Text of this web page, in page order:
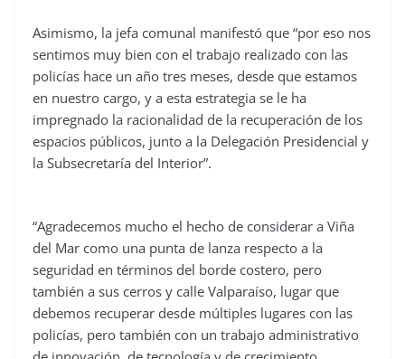
Asimismo, la jefa comunal manifestó que “por eso nos
sentimos muy bien con el trabajo realizado con las
policías hace un año tres meses, desde que estamos
en nuestro cargo, y a esta estrategia se le ha
impregnado la racionalidad de la recuperación de los
espacios públicos, junto a la Delegación Presidencial y
la Subsecretaría del Interior”.
“Agradecemos mucho el hecho de considerar a Viña
del Mar como una punta de lanza respecto a la
seguridad en términos del borde costero, pero
también a sus cerros y calle Valparaíso, lugar que
debemos recuperar desde múltiples lugares con las
policías, pero también con un trabajo administrativo